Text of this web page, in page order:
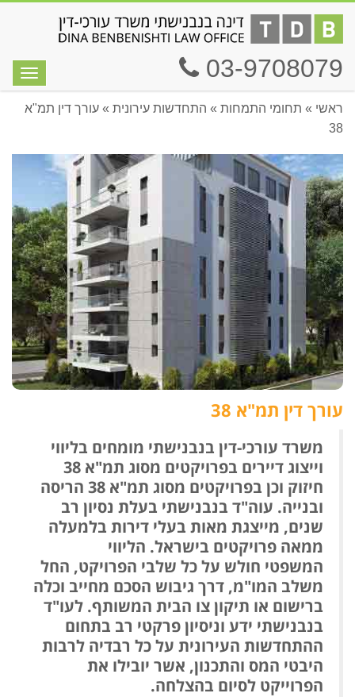
03-9708079
ראשי » תחומי התמחות » התחדשות עירונית » עורך דין תמ"א
38
עורך דין תמ"א 38
משרד עורכי-דין בנבנישתי מומחים בליווי
וייצוג דיירים בפרויקטים מסוג תמ"א 38
חיזוק וכן בפרויקטים מסוג תמ"א 38 הריסה
ובנייה. עוה"ד בנבנישתי בעלת נסיון רב
שנים, מייצגת מאות בעלי דירות בלמעלה
ממאה פרויקטים בישראל. הליווי
המשפטי חולש על כל שלבי הפרויקט, החל
משלב המו"מ, דרך גיבוש הסכם מחייב וכלה
ברישום או תיקון צו הבית המשותף. לעו"ד
בנבנישתי ידע וניסיון פרקטי רב בתחום
ההתחדשות העירונית על כל רבדיה לרבות
היבטי המס והתכנון, אשר יובילו את
הפרוייקט לסיום בהצלחה.